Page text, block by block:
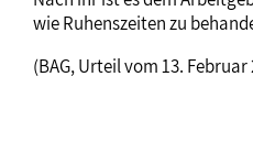
wie Ruhenszeiten zu
(BAG, Urteil vom 13. Februar